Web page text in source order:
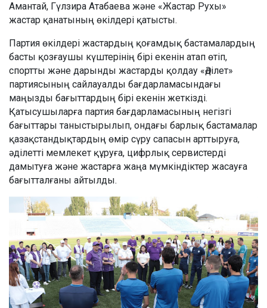
Амантай, Гүлзира Атабаева және «Жастар Рухы»
жастар қанатының өкілдері қатысты.
Партия өкілдері жастардың қоғамдық бастамалардың
басты қозғаушы күштерінің бірі екенін атап өтіп,
спортты және дарынды жастарды қолдау «Әділет»
партиясының сайлауалды бағдарламасындағы
маңызды бағыттардың бірі екенін жеткізді.
Қатысушыларға партия бағдарламасының негізгі
бағыттары таныстырылып, ондағы барлық бастамалар
қазақстандықтардың өмір сүру сапасын арттыруға,
әділетті мемлекет құруға, цифрлық сервистерді
дамытуға және жастарға жаңа мүмкіндіктер жасауға
бағытталғаны айтылды.